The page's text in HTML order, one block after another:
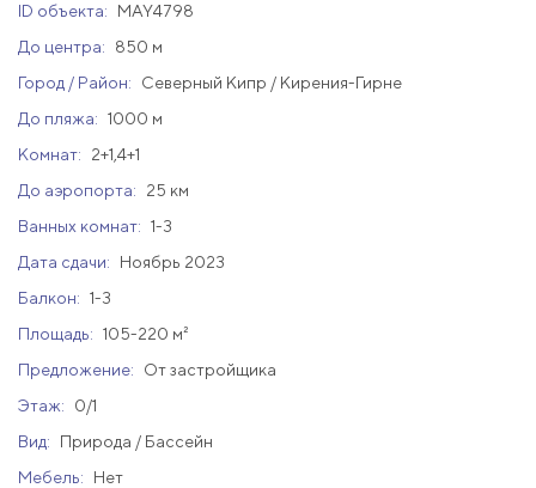
ID объекта:
MAY4798
До центра:
850 м
Город / Район:
Северный Кипр / Кирения-Гирне
До пляжа: 1000 м
Комнат:
2+1,4+1
До аэропорта:
25 км
Ванных комнат: 1-3
Дата сдачи:
Ноябрь 2023
Балкон: 1-3
Площадь: 105-220 м²
Предложение:
От застройщика
Этаж:
0/1
Вид:
Природа / Бассейн
Мебель:
Нет